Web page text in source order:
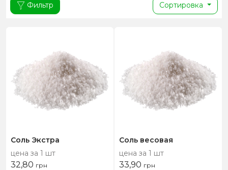
Фильтр Сортировка
Соль Экстра
цена за 1 шт
32,80 грн
Соль весовая
цена за 1 шт
33,90 грн